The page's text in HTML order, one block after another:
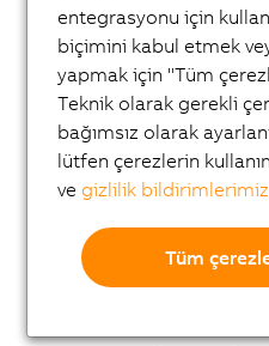
Güvenlik Teknolojisi
Hareket Kontrolü
Mekatronik Sistemler
Robotics
Mobil Otomasyon
Ağlar ve Fieldbus Modülleri
Industrial IoT
entegrasyonu için
biçimini kabul etmek
yapmak için "Tüm
Teknik olarak gerekli
bağımsız olarak
lütfen çerezlerin
vegizlilik
Tüm